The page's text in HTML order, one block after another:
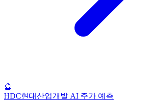
🔮
HDC현대산업개발 AI 주가 예측